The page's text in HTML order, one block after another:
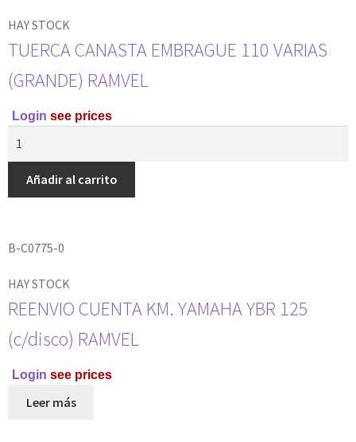
B-C0775-0
HAY STOCK
TUERCA CANASTA EMBRAGUE 110 VARIAS
(GRANDE) RAMVEL
Login see prices
Añadir al carrito
HAY STOCK
REENVIO CUENTA KM. YAMAHA YBR 125
(c/disco) RAMVEL
Login see prices
Leer más